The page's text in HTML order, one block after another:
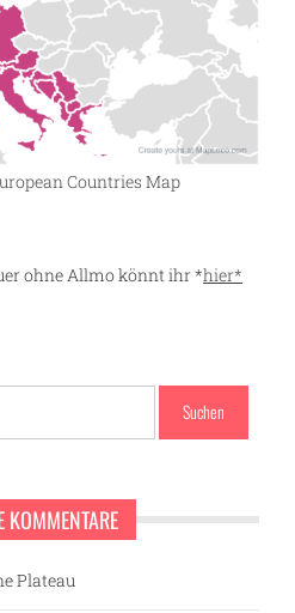
Countries Map
ohne Allmo könnt ihr *hier*
KOMMENTARE
Plateau